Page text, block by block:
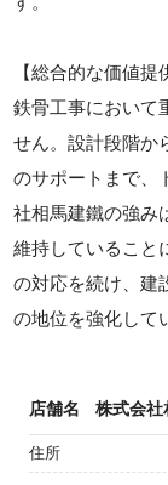
【総合的な価値提
鉄骨工事において
せん。設計段階か
のサポートまで、
社相馬建鐵の強み
維持していること
の対応を続け、建
の地位を強化して
店舗名 株式会社
住所